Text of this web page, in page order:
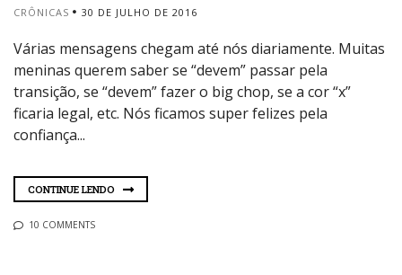
CRÔNICAS 30 DE JULHO DE 2016
Várias mensagens chegam até nós diariamente. Muitas
meninas querem saber se “devem” passar pela
transição, se “devem” fazer o big chop, se a cor “x”
ficaria legal, etc. Nós ficamos super felizes pela
confiança...
CONTINUE LENDO
10 COMMENTS